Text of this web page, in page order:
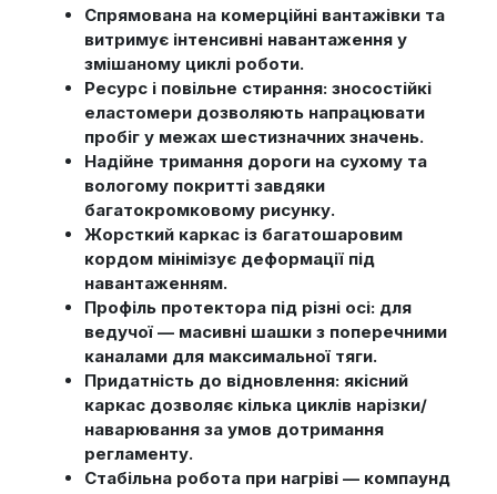
Спрямована на комерційні вантажівки та
витримує інтенсивні навантаження у
змішаному циклі роботи.
Ресурс і повільне стирання: зносостійкі
еластомери дозволяють напрацювати
пробіг у межах шестизначних значень.
Надійне тримання дороги на сухому та
вологому покритті завдяки
багатокромковому рисунку.
Жорсткий каркас із багатошаровим
кордом мінімізує деформації під
навантаженням.
Профіль протектора під різні осі: для
ведучої — масивні шашки з поперечними
каналами для максимальної тяги.
Придатність до відновлення: якісний
каркас дозволяє кілька циклів нарізки/
наварювання за умов дотримання
регламенту.
Стабільна робота при нагріві — компаунд